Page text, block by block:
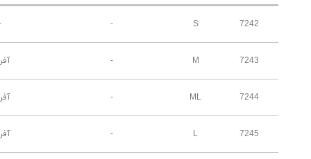
7242
S
-
7243
M
-
7244
ML
-
7245
L
-